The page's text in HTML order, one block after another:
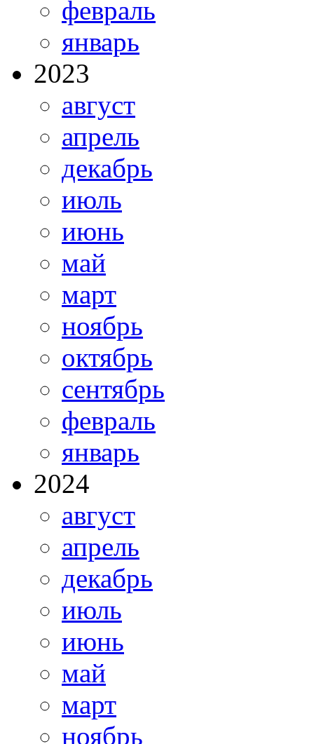
февраль
январь
2023
август
апрель
декабрь
июль
июнь
май
март
ноябрь
октябрь
сентябрь
февраль
январь
2024
август
апрель
декабрь
июль
июнь
май
март
ноябрь